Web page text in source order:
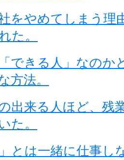
をやめてしまう理
た。
できる人」なのか
方法。
出来る人ほど、残
た。
とは一緒に仕事し